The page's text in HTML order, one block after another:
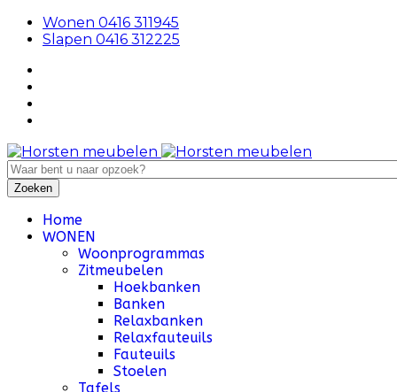
Wonen 0416 311945
Slapen 0416 312225
Home
WONEN
Woonprogrammas
Zitmeubelen
Hoekbanken
Banken
Relaxbanken
Relaxfauteuils
Fauteuils
Stoelen
Tafels